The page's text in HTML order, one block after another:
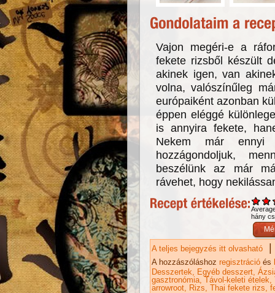
Vajon megéri-e a
fekete rizsből készült
akinek igen, van
volna, valószínűleg
európaiként azonban
éppen eléggé
is annyira fekete,
Nekem már
hozzágondoljuk,
beszélünk az már
rávehet, hogy
hány
A teljes bejegyzés itt olvasható |
A hozzászóláshoz regisztráció és
Desszertek
Egyéb desszert
gasztronómia Távol-keleti ételek
arrowroot
Rizs Thai fekete rizs